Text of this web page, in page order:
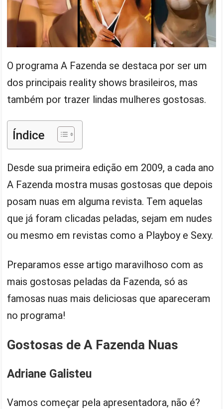
O programa A Fazenda se destaca por ser um
dos principais reality shows brasileiros, mas
também por trazer lindas mulheres gostosas.
Índice
Desde sua primeira edição em 2009, a cada ano
A Fazenda mostra musas gostosas que depois
posam nuas em alguma revista. Tem aquelas
que já foram clicadas peladas, sejam em nudes
ou mesmo em revistas como a Playboy e Sexy.
Preparamos esse artigo maravilhoso com as
mais gostosas peladas da Fazenda, só as
famosas nuas mais deliciosas que apareceram
no programa!
Gostosas de A Fazenda Nuas
Adriane Galisteu
Vamos começar pela apresentadora, não é?